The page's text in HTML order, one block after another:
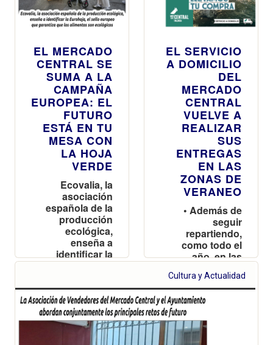
hasta las 16
h
EL MERCADO
CENTRAL SE
SUMA A LA
CAMPAÑA
EUROPEA: EL
FUTURO
ESTÁ EN TU
MESA CON
LA HOJA
VERDE
Ecovalia, la
asociación
española de la
producción
ecológica,
enseña a
identificar la
Eurohoja, el
que garantiza
que los
alimentos son
ecológicos
EL SERVICIO
A DOMICILIO
DEL
MERCADO
CENTRAL
VUELVE A
REALIZAR
SUS
ENTREGAS
EN LAS
ZONAS DE
VERANEO
• Además de
seguir
repartiendo,
como todo el
año, en las
residenciales,
se refuerza en
verano en las
playas del sur,
desde El
Perellonet hasta
Cultura y Actualidad